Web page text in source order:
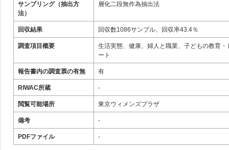
サンプリング（抽出方
法）
層化二段無作為抽出法
回収結果 回収数1086サンプル、回収率43.4％
調査項目概要
生活実態、健康、婦人と職業、子どもの教育
ート
報告書内の調査票の有無 有
RIWAC所蔵 -
閲覧可能場所 東京ウィメンズプラザ
備考 -
PDFファイル -